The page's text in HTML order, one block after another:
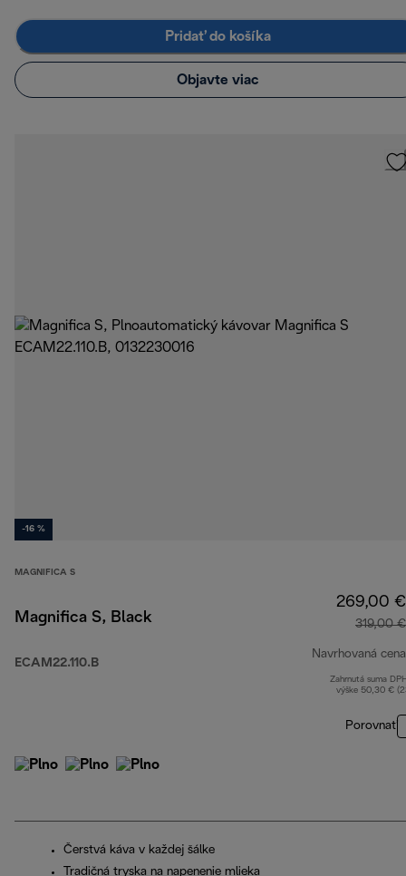
Pridať do košíka
Objavte viac
-16 %
MAGNIFICA S
Magnifica S, Black
ECAM22.110.B
269,00 €
319,00 €
Navrhovaná cena
Zahrnutá suma
výške 50,30 €
Porovnať
Čerstvá káva v každej šálke
Tradičná tryska na napenenie mlieka